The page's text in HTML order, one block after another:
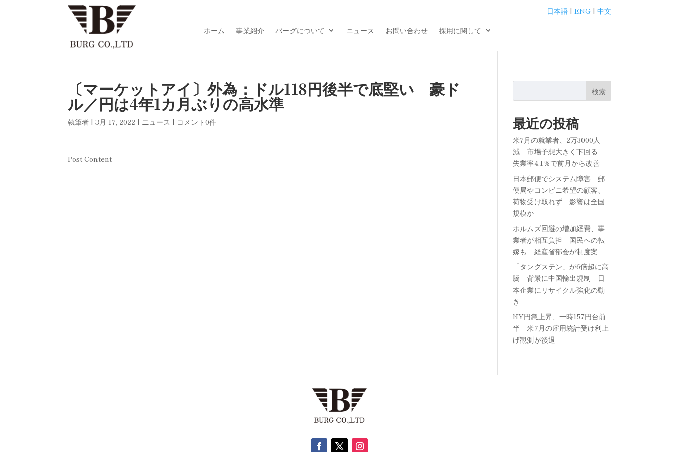
日本語| ENG| 中文
ホーム
事業紹介 バーグについて ニュース お問い合わせ 採用に関して
〔マーケットアイ〕外為：ドル118円後半で底堅い 豪ド
ル／円は4年1カ月ぶりの高水準
執筆者 |3月 17, 2022 | ニュース | コメント0件
Post Content
検索
最近の投稿
米7月の就業者、2万3000人
減 市場予想大きく下回る
失業率4.1％で前月から改善
日本郵便でシステム障害 郵
便局やコンビニ希望の顧客、
荷物受け取れず 影響は全国
規模か
ホルムズ回避の増加経費、事
業者が相互負担 国民への転
嫁も 経産省部会が制度案
「タングステン」が6倍超に高
騰 背景に中国輸出規制 日
本企業にリサイクル強化の動
き
NY円急上昇、一時157円台前
半 米7月の雇用統計受け利上
げ観測が後退